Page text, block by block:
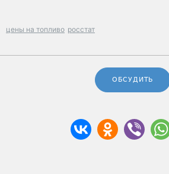
цены на топливо росстат
ОБСУДИТЬ